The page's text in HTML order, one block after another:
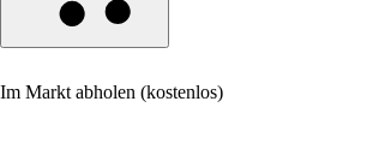
Im Markt abholen (kostenlos)